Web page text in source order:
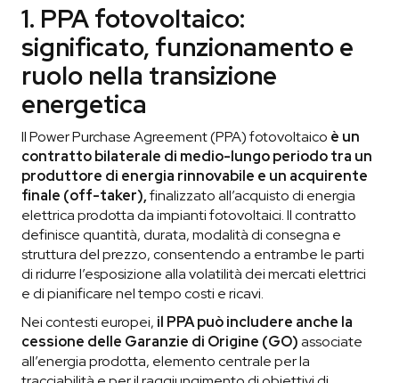
1. PPA fotovoltaico:
significato, funzionamento e
ruolo nella transizione
energetica
Il Power Purchase Agreement (PPA) fotovoltaico è un
contratto bilaterale di medio-lungo periodo tra un
produttore di energia rinnovabile e un acquirente
finale (off-taker),finalizzato all’acquisto di energia
elettrica prodotta da impianti fotovoltaici. Il contratto
definisce quantità, durata, modalità di consegna e
struttura del prezzo, consentendo a entrambe le parti
di ridurre l’esposizione alla volatilità dei mercati elettrici
e di pianificare nel tempo costi e ricavi.
Nei contesti europei, il PPA può includere anche la
cessione delle Garanzie di Origine (GO)associate
all’energia prodotta, elemento centrale per la